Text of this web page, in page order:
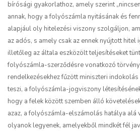
bírósági gyakorlathoz, amely szerint
annak, hogy a folyószámla nyitásának és
alapjául oly hitelezési viszony szolgáljon,
az adós, s amely csak az ennek nyújtott hitel
illetőleg az általa eszközölt teljesítéseket
folyószámla-szerződésre vonatkozó
rendelkezésekhez fűzött miniszteri
teszi, a folyószámla-jogviszony
hogy a felek között szemben álló
azaz, a folyószámla-elszámolás hatálya alá
olyanok legyenek, amelyekből mindkét fél